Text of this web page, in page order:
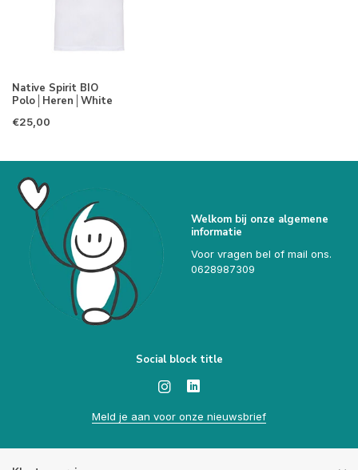
Native Spirit BIO
Polo│Heren│White
€25,00
Welkom bij onze algemene
informatie
Voor vragen bel of mail ons.
0628987309
Social block title
Meld je aan voor onze nieuwsbrief